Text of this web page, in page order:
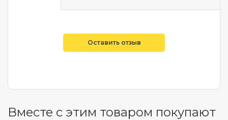
Оставить отзыв
Вместе с этим товаром покупают